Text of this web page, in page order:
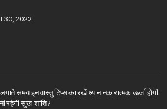
30, 2022
समय इन वास्तु टिप्स का रखें ध्यान नकारात्मक ऊर्जा होगी
रहेगी सुख-शांति?